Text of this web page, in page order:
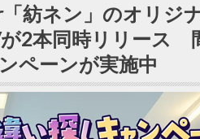
紡ネン」のオリジ
が2本同時リリース
ペーンが実施中